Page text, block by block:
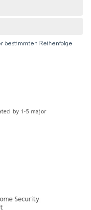
bestimmten Reihenfolge